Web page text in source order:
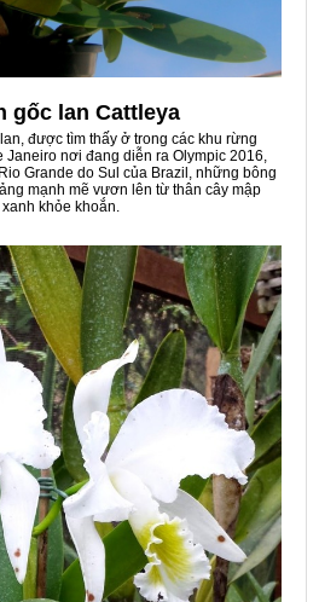
gốc lan Cattleya
được tìm thấy ở trong các khu rừng
nơi đang diễn ra Olympic 2016,
Grande do Sul của Brazil, những bông
mạnh mẽ vươn lên từ thân cây mập
khỏe khoắn.